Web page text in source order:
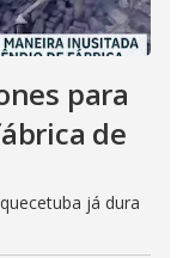
para
de
já dura